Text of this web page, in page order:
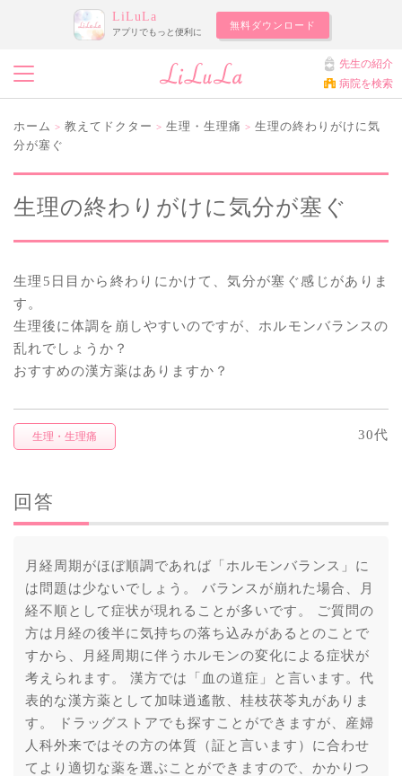
LiLuLa
アプリでもっと便利に
無料ダウンロード
先生の紹介
病院を検索
ホーム > 教えてドクター > 生理・生理痛 > 生理の終わりがけに気
分が塞ぐ
生理の終わりがけに気分が塞ぐ
生理5日目から終わりにかけて、気分が塞ぐ感じがありま
す。
生理後に体調を崩しやすいのですが、ホルモンバランスの
乱れでしょうか？
おすすめの漢方薬はありますか？
生理・生理痛 30代
回答
月経周期がほぼ順調であれば「ホルモンバランス」に
は問題は少ないでしょう。 バランスが崩れた場合、月
経不順として症状が現れることが多いです。 ご質問の
方は月経の後半に気持ちの落ち込みがあるとのことで
すから、月経周期に伴うホルモンの変化による症状が
考えられます。 漢方では「血の道症」と言います。代
表的な漢方薬として加味逍遙散、桂枝茯苓丸がありま
す。 ドラッグストアでも探すことができますが、産婦
人科外来ではその方の体質（証と言います）に合わせ
てより適切な薬を選ぶことができますので、かかりつ